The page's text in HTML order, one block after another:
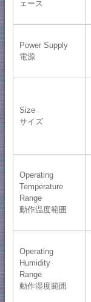
ェース
Power Supply
電源
Size
サイズ
Operating
Temperature
Range
動作温度範囲
Operating
Humidity
Range
動作湿度範囲